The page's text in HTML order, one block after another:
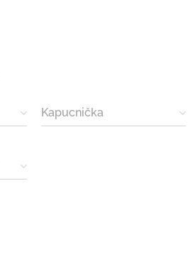
Kapucnička